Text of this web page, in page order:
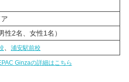
性2名、女性1名）
、 浦安駅前校
Ginzaの詳細はこちら